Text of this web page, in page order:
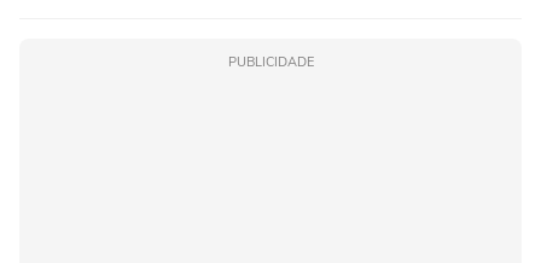
PUBLICIDADE